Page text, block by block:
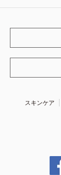
スキンケア